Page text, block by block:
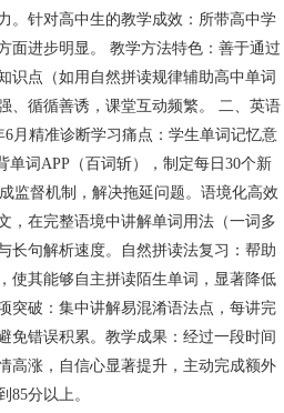
。针对高中生的教学成效：所带高中学
面进步明显。 教学方法特色：善于通过
识点（如用自然拼读规律辅助高中单词
、循循善诱，课堂互动频繁。 二、英语
月精准诊断学习痛点：学生单词记忆意
单词APP（百词斩），制定每日30个新
监督机制，解决拖延问题。语境化高效
，在完整语境中讲解单词用法（一词多
长句解析速度。自然拼读法复习：帮助
使其能够自主拼读陌生单词，显著降低
突破：集中讲解易混淆语法点，每讲完
免错误积累。教学成果：经过一段时间
高涨，自信心显著提升，主动完成额外
85分以上。